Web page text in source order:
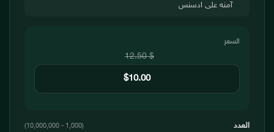
آمنه على ادسنس
السعر
$ 12.50
العدد (1,000 - 10,000,000)